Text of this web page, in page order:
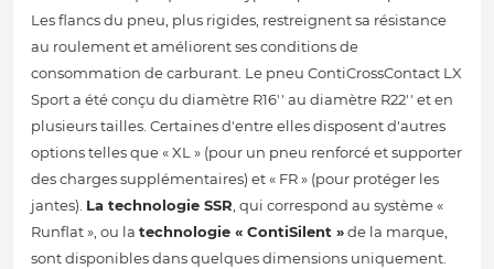
Les flancs du pneu, plus rigides, restreignent sa résistance
au roulement et améliorent ses conditions de
consommation de carburant. Le pneu ContiCrossContact LX
Sport a été conçu du diamètre R16'' au diamètre R22'' et en
plusieurs tailles. Certaines d'entre elles disposent d'autres
options telles que « XL » (pour un pneu renforcé et supporter
des charges supplémentaires) et « FR » (pour protéger les
jantes). La technologie SSR, qui correspond au système «
Runflat », ou la technologie « ContiSilent »de la marque,
sont disponibles dans quelques dimensions uniquement.